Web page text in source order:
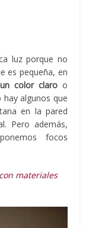
luz porque no
es pequeña, en
color claroo
algunos que
en la pared
Pero además,
focos
materiales